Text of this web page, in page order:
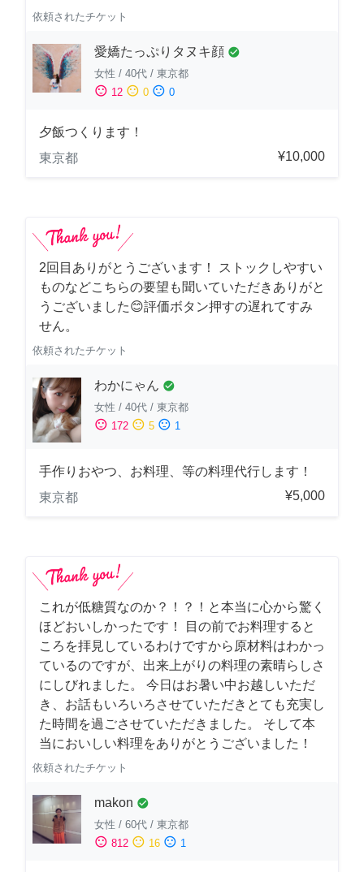
依頼されたチケット
愛嬌たっぷりタヌキ顔 check_circle
女性 / 40代 / 東京都
sentiment_satisfied 12 sentiment_neutral 0 sentiment_dissatisfied 0
夕飯つくります！
東京都
¥10,000
2回目ありがとうございます！ ストックしやすい
ものなどこちらの要望も聞いていただきありがと
うございました😊評価ボタン押すの遅れてすみ
せん。
依頼されたチケット
わかにゃん check_circle
女性 / 40代 / 東京都
sentiment_satisfied 172 sentiment_neutral 5 sentiment_dissatisfied 1
手作りおやつ、お料理、等の料理代行します！
東京都
¥5,000
これが低糖質なのか？！？！と本当に心から驚く
ほどおいしかったです！ 目の前でお料理すると
ころを拝見しているわけですから原材料はわかっ
ているのですが、出来上がりの料理の素晴らしさ
にしびれました。 今日はお暑い中お越しいただ
き、お話もいろいろさせていただきとても充実し
た時間を過ごさせていただきました。 そして本
当においしい料理をありがとうございました！
依頼されたチケット
makon check_circle
女性 / 60代 / 東京都
sentiment_satisfied 812 sentiment_neutral 16 sentiment_dissatisfied 1